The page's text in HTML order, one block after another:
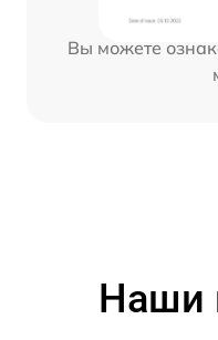
Вы можете
Наши